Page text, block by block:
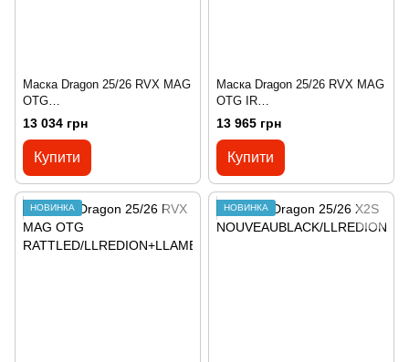
Маска Dragon 25/26 RVX MAG
OTG
ICONGREEN/LLGREENION+L
13 034 грн
Купити
Маска Dragon 25/26 RVX MAG
OTG IR
THRILL/LLECLIPSEIR+LLVIOL
13 965 грн
Купити
НОВИНКА НОВИНКА